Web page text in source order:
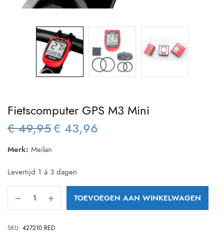
Fietscomputer GPS M3 Mini
€49,95 Oorspronkelijke
€ 43,96
Merk: Meilan
Levertijd 1 á 3 dagen
TOEVOEGEN AAN WINKELWAGEN
SKU: 427210.RED